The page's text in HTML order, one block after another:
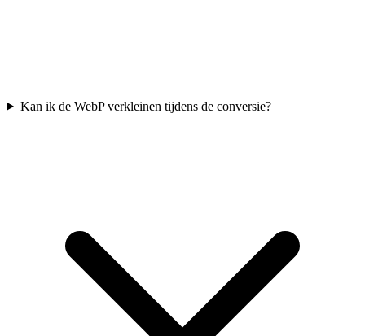
Kan ik de WebP verkleinen tijdens de conversie?